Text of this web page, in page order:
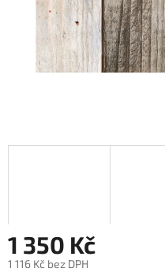
1 350 Kč
1 116 Kč bez DPH